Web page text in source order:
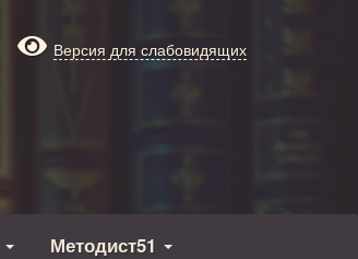
Версия для слабовидящих
Методист51